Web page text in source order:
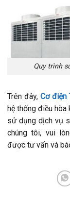
Quy trình
Trên đây,Cơ điện
hệ thống điều hòa
sử dụng dịch vụ
chúng tôi, vui
được tư vấn và